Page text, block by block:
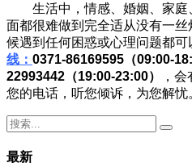
生活中，情感、婚姻、家庭
面都很难做到完全适从没有一
候遇到任何困惑或心理问题都可
线： 0371-86169595（09:00-18:
22993442（19:00-23:00）
，
您的电话，听您倾诉，为您解忧
最新